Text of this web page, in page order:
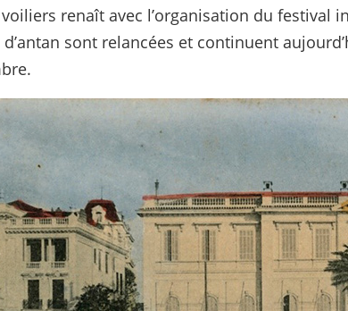
renaît avec l’organisation du festival
d’antan sont relancées et continuent